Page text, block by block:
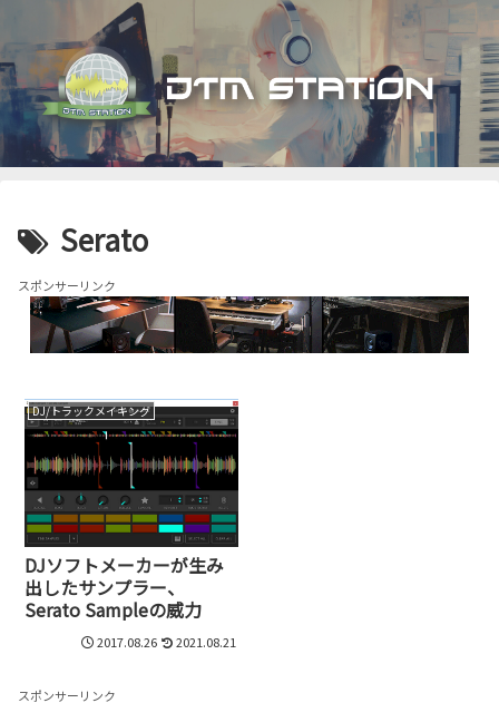
Serato
スポンサーリンク
DJ/トラックメイキング
DJソフトメーカーが生み
出したサンプラー、
Serato Sampleの威力
2017.08.26 2021.08.21
スポンサーリンク